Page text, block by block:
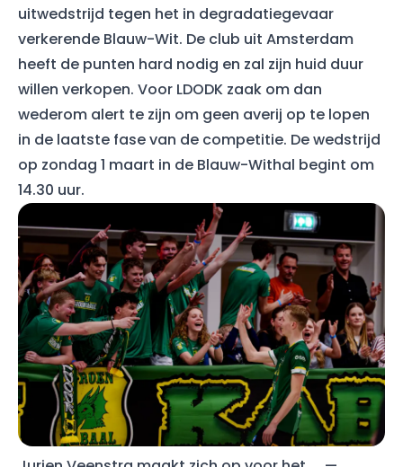
uitwedstrijd tegen het in degradatiegevaar
verkerende Blauw-Wit. De club uit Amsterdam
heeft de punten hard nodig en zal zijn huid duur
willen verkopen. Voor LDODK zaak om dan
wederom alert te zijn om geen averij op te lopen
in de laatste fase van de competitie. De wedstrijd
op zondag 1 maart in de Blauw-Withal begint om
14.30 uur.